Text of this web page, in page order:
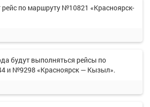
по маршруту №10821 «Красноярск-
будут выполняться рейсы по
и №9298 «Красноярск — Кызыл».